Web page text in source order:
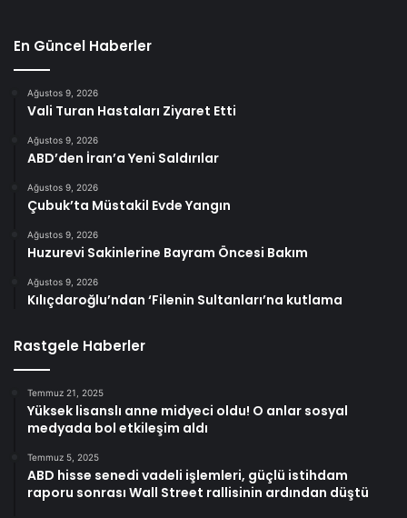
En Güncel Haberler
Ağustos 9, 2026
Vali Turan Hastaları Ziyaret Etti
Ağustos 9, 2026
ABD’den İran’a Yeni Saldırılar
Ağustos 9, 2026
Çubuk’ta Müstakil Evde Yangın
Ağustos 9, 2026
Huzurevi Sakinlerine Bayram Öncesi Bakım
Ağustos 9, 2026
Kılıçdaroğlu’ndan ‘Filenin Sultanları’na kutlama
Rastgele Haberler
Temmuz 21, 2025
Yüksek lisanslı anne midyeci oldu! O anlar sosyal
medyada bol etkileşim aldı
Temmuz 5, 2025
ABD hisse senedi vadeli işlemleri, güçlü istihdam
raporu sonrası Wall Street rallisinin ardından düştü